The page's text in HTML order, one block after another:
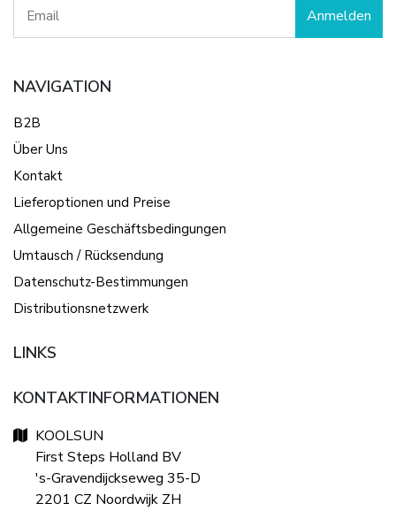
Anmelden
NAVIGATION
B2B
Über Uns
Kontakt
Lieferoptionen und Preise
Allgemeine Geschäftsbedingungen
Umtausch / Rücksendung
Datenschutz-Bestimmungen
Distributionsnetzwerk
LINKS
KONTAKTINFORMATIONEN
KOOLSUN
First Steps Holland BV
's-Gravendijckseweg 35-D
2201 CZ Noordwijk ZH